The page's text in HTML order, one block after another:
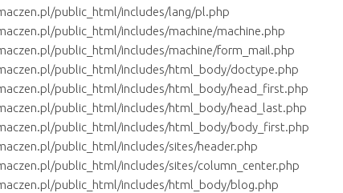
public_html/includes/lang/pl.php
public_html/includes/machine/machine.php
public_html/includes/machine/form_mail.php
public_html/includes/html_body/doctype.php
public_html/includes/html_body/head_first.php
public_html/includes/html_body/head_last.php
public_html/includes/html_body/body_first.php
public_html/includes/sites/header.php
public_html/includes/sites/column_center.php
public_html/includes/html_body/blog.php